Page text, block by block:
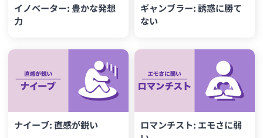
イノベーター: 豊かな発想
力
ギャンブラー: 誘惑に勝て
ない
ナイーブ: 直感が鋭い
ロマンチスト: エモさに弱